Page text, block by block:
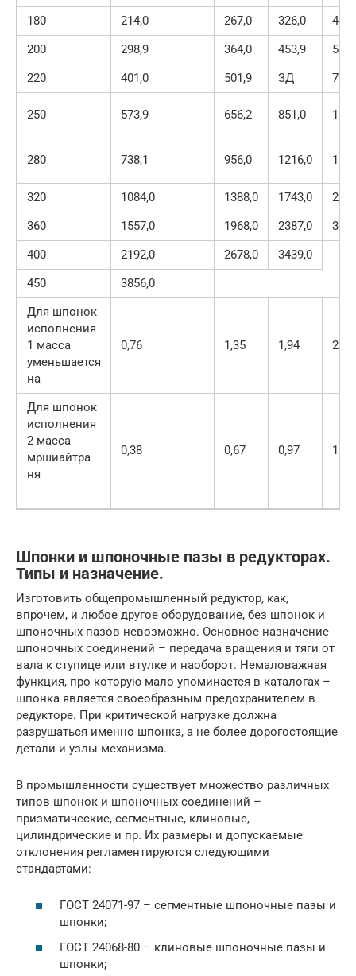
180
214,0 267,0 326,0
200
298,9 364,0 453,9
220
401,0 501,9 ЗД
250 573,9 656,2 851,0
280 738,1 956,0 1216,0
320 1084,0 1388,0 1743,0
360
1557,0 1968,0 2387,0
400
2192,0 2678,0
3439,0
450
3856,0
Для шпонок
исполнения
1 масса
уменьшается
на
0,76 1,35 1,94 2,97
Для шпонок
исполнения
2 масса
мршиайтра
ня
0,38 0,67 0,97 1,48
Шпонки и шпоночные пазы в редукторах.
Типы и назначение.
Изготовить общепромышленный редуктор, как,
впрочем, и любое другое оборудование, без шпонок и
шпоночных пазов невозможно. Основное назначение
шпоночных соединений – передача вращения и тяги от
вала к ступице или втулке и наоборот. Немаловажная
функция, про которую мало упоминается в каталогах –
шпонка является своеобразным предохранителем в
редукторе. При критической нагрузке должна
разрушаться именно шпонка, а не более дорогостоящие
детали и узлы механизма.
В промышленности существует множество различных
типов шпонок и шпоночных соединений –
призматические, сегментные, клиновые,
цилиндрические и пр. Их размеры и допускаемые
отклонения регламентируются следующими
стандартами:
ГОСТ 24071-97 – сегментные шпоночные пазы и
шпонки;
ГОСТ 24068-80 – клиновые шпоночные пазы и
шпонки;